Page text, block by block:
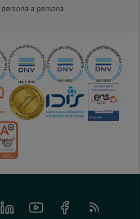
LinkedinYoutube FacebookFeed
RSS